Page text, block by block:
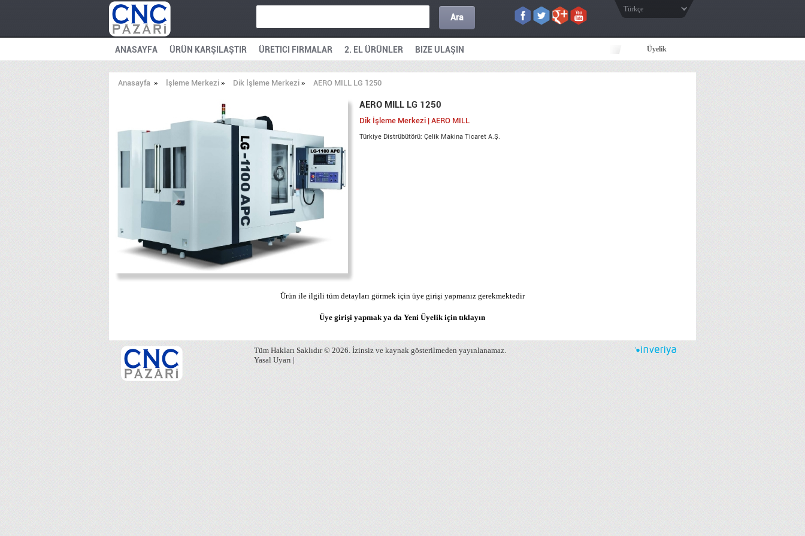
Ara
Türkçe
ANASAYFA ÜRÜN KARŞILAŞTIR ÜRETICI FIRMALAR 2. EL ÜRÜNLER BIZE ULAŞIN Üyelik
Anasayfa» İşleme Merkezi» Dik İşleme Merkezi» AERO MILL LG 1250
AERO MILL LG 1250
Dik İşleme Merkezi | AERO MILL
Türkiye Distrübütörü: Çelik Makina Ticaret A.Ş.
Ürün ile ilgili tüm detayları görmek için üye girişi yapmanız gerekmektedir
Üye girişi yapmak ya da Yeni Üyelik içintıklayın
Tüm Hakları Saklıdır © 2026. İzinsiz ve kaynak gösterilmeden yayınlanamaz.
Yasal Uyarı|